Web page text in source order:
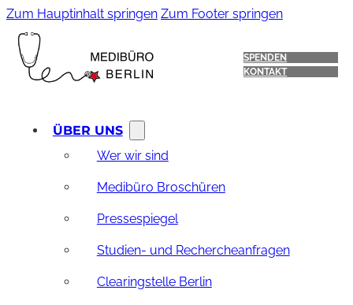
Zum Hauptinhalt springen Zum Footer springen
SPENDEN
KONTAKT
ÜBER UNS
Wer wir sind
Medibüro Broschüren
Pressespiegel
Studien- und Rechercheanfragen
Clearingstelle Berlin